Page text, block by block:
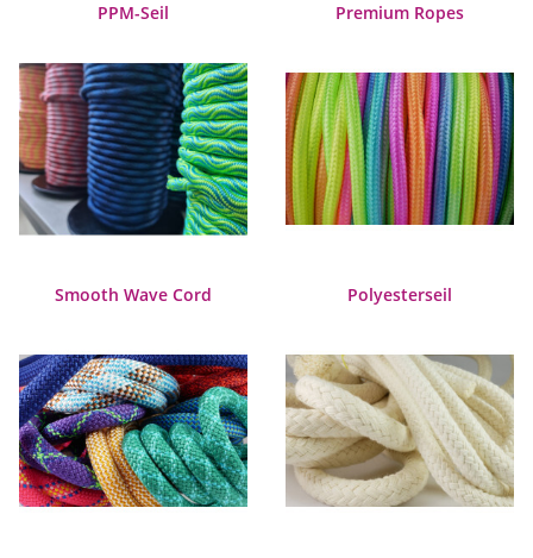
PPM-Seil Premium Ropes
Smooth Wave Cord Polyesterseil